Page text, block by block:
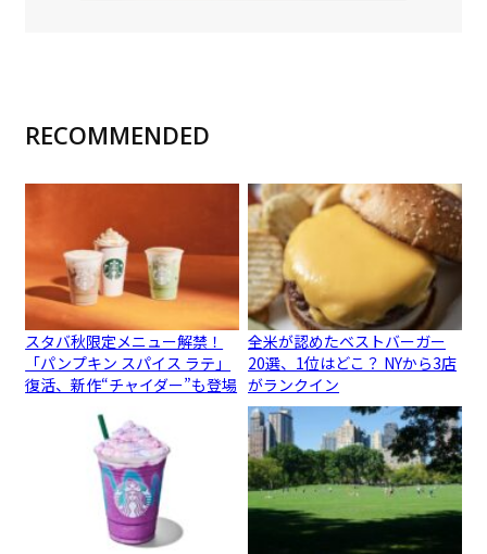
RECOMMENDED
スタバ秋限定メニュー解禁！
「パンプキン スパイス ラテ」
復活、新作“チャイダー”も登場
全米が認めたベストバーガー
20選、1位はどこ？ NYから3店
がランクイン